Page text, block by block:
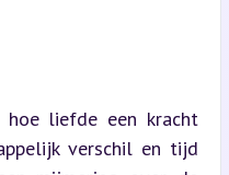
hoe liefde een kracht
verschil en tijd